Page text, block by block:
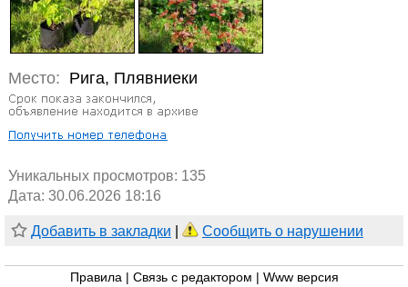
Место: Рига, Плявниеки
Уникальных просмотров: 135
Дата: 30.06.2026 18:16
Добавить в закладки Сообщить о нарушении
Правила Связь с редактором Www версия